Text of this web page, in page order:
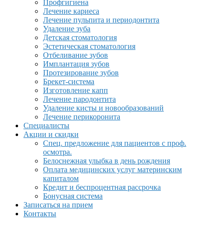
Профгигиена
Лечение кариеса
Лечение пульпита и периодонтита
Удаление зуба
Детская стоматология
Эстетическая стоматология
Отбеливание зубов
Имплантация зубов
Протезирование зубов
Брекет-система
Изготовление капп
Лечение пародонтита
Удаление кисты и новообразований
Лечение перикоронита
Специалисты
Акции и скидки
Спец. предложение для пациентов с проф.
осмотра.
Белоснежная улыбка в день рождения
Оплата медицинских услуг материнским
капиталом
Кредит и беспроцентная рассрочка
Бонусная система
Записаться на прием
Контакты